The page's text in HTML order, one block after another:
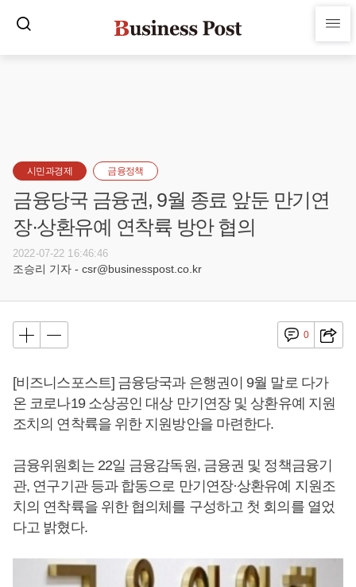
시민과경제 금융정책
금융당국 금융권, 9월 종료 앞둔 만기연
장·상환유예 연착륙 방안 협의
2022-07-22 16:46:46
조승리 기자 - csr@businesspost.co.kr
0
[비즈니스포스트] 금융당국과 은행권이 9월 말로 다가
온 코로나19 소상공인 대상 만기연장 및 상환유예 지원
조치의 연착륙을 위한 지원방안을 마련한다.
금융위원회는 22일 금융감독원, 금융권 및 정책금융기
관, 연구기관 등과 합동으로 만기연장·상환유예 지원조
치의 연착륙을 위한 협의체를 구성하고 첫 회의를 열었
다고 밝혔다.